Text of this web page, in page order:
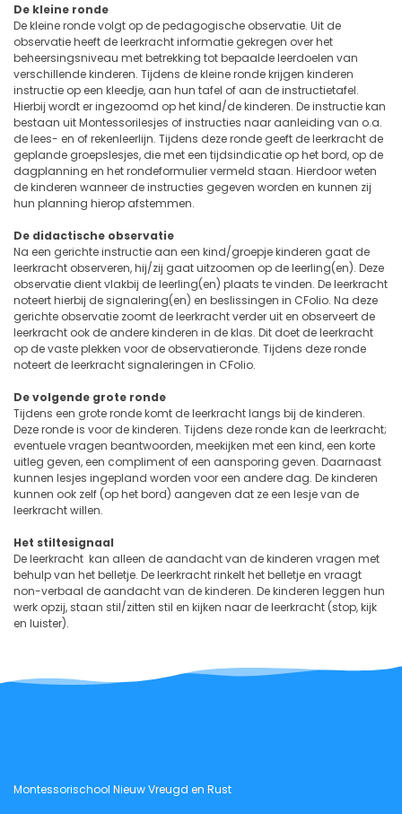
De kleine ronde
De kleine ronde volgt op de pedagogische observatie. Uit de
observatie heeft de leerkracht informatie gekregen over het
beheersingsniveau met betrekking tot bepaalde leerdoelen van
verschillende kinderen. Tijdens de kleine ronde krijgen kinderen
instructie op een kleedje, aan hun tafel of aan de instructietafel.
Hierbij wordt er ingezoomd op het kind/de kinderen. De instructie kan
bestaan uit Montessorilesjes of instructies naar aanleiding van o.a.
de lees- en of rekenleerlijn. Tijdens deze ronde geeft de leerkracht de
geplande groepslesjes, die met een tijdsindicatie op het bord, op de
dagplanning en het rondeformulier vermeld staan. Hierdoor weten
de kinderen wanneer de instructies gegeven worden en kunnen zij
hun planning hierop afstemmen.
De didactische observatie
Na een gerichte instructie aan een kind/groepje kinderen gaat de
leerkracht observeren, hij/zij gaat uitzoomen op de leerling(en). Deze
observatie dient vlakbij de leerling(en) plaats te vinden. De leerkracht
noteert hierbij de signalering(en) en beslissingen in CFolio. Na deze
gerichte observatie zoomt de leerkracht verder uit en observeert de
leerkracht ook de andere kinderen in de klas. Dit doet de leerkracht
op de vaste plekken voor de observatieronde. Tijdens deze ronde
noteert de leerkracht signaleringen in CFolio.
De volgende grote ronde
Tijdens een grote ronde komt de leerkracht langs bij de kinderen.
Deze ronde is voor de kinderen. Tijdens deze ronde kan de leerkracht;
eventuele vragen beantwoorden, meekijken met een kind, een korte
uitleg geven, een compliment of een aansporing geven. Daarnaast
kunnen lesjes ingepland worden voor een andere dag. De kinderen
kunnen ook zelf (op het bord) aangeven dat ze een lesje van de
leerkracht willen.
Het stiltesignaal
De leerkracht kan alleen de aandacht van de kinderen vragen met
behulp van het belletje. De leerkracht rinkelt het belletje en vraagt
non-verbaal de aandacht van de kinderen. De kinderen leggen hun
werk opzij, staan stil/zitten stil en kijken naar de leerkracht (stop, kijk
en luister).
Montessorischool Nieuw Vreugd en Rust